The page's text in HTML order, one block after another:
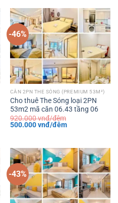
đêm.
600.000 vnđ/
đêm.
-46%
CĂN 2PN THE SÓNG (PREMIUM 53M²)
Cho thuê The Sóng loại 2PN
53m2 mã căn 06.43 tầng 06
920.000vnđ/đêm
Giá
đêm.
500.000vnđ/đêmGiá
500.000 vnđ/
đêm.
-43%